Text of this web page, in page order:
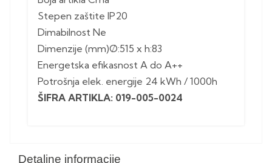
Detaljne informacije
Stepen zaštite IP20
Dimabilnost Ne
Dimenzije (mm)Ø:515 x h:83
Energetska efikasnost A do A++
Potrošnja elek. energije 24 kWh / 1000h
ŠIFRA ARTIKLA: 019-005-0024